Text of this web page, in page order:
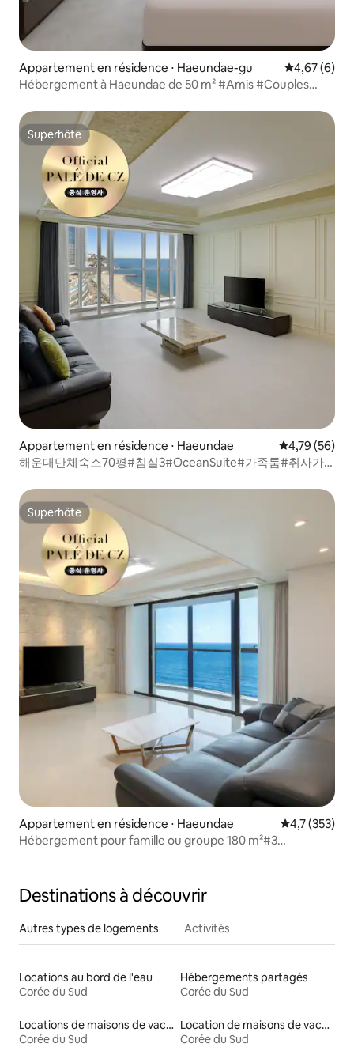
Appartement en résidence ⋅ Haeundae-gu Évaluation
4,67 (6)
Hébergement à Haeundae de 50 m² #Amis #Couples
emplacement privilégié #Centre-ville #StyleStudio
#VueSurLaVille #JNS
Superhôte
Superhôte
Appartement en résidence ⋅ Haeundae Évaluation
4,79 (56)
해운대단체숙소70평#침실3#OceanSuite#가족룸#취사가
Superhôte
Superhôte
Appartement en résidence ⋅ Haeundae Évaluation
4,7 (353)
Hébergement pour famille ou groupe 180 m²#3
détente#DL3
Destinations à découvrir
Autres types de logements Activités
Locations au bord de l'eau
Corée du Sud
Hébergements partagés
Corée du Sud
Locations de maisons de vacances
Corée du Sud
Location de maisons de vacances
Corée du Sud